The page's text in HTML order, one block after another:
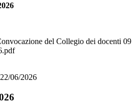
del Collegio dei docenti 09
06/2026